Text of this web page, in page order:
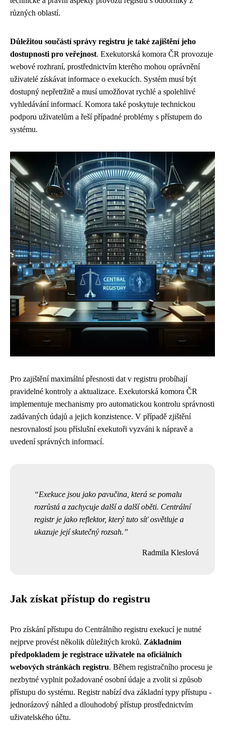
různých oblastí.
Důležitou součástí správy registru je také zajištění jeho
dostupnosti pro veřejnost. Exekutorská komora ČR provozuje
webové rozhraní, prostřednictvím kterého mohou oprávnění
uživatelé získávat informace o exekucích. Systém musí být
dostupný nepřetržitě a musí umožňovat rychlé a spolehlivé
vyhledávání informací. Komora také poskytuje technickou
podporu uživatelům a řeší případné problémy s přístupem do
systému.
Pro zajištění maximální přesnosti dat v registru probíhají
pravidelné kontroly a aktualizace. Exekutorská komora ČR
implementuje mechanismy pro automatickou kontrolu správnosti
zadávaných údajů a jejich konzistence. V případě zjištění
nesrovnalostí jsou příslušní exekutoři vyzváni k nápravě a
uvedení správných informací.
Exekuce jsou jako pavučina, která se pomalu
rozrůstá a zachycuje další a další oběti. Centrální
registr je jako reflektor, který tuto síť osvětluje a
ukazuje její skutečný rozsah.
Radmila Kleslová
Jak získat přístup do registru
Pro získání přístupu do Centrálního registru exekucí je nutné
nejprve provést několik důležitých kroků. Základním
předpokladem je registrace uživatele na oficiálních
webových stránkách registru. Během registračního procesu je
nezbytné vyplnit požadované osobní údaje a zvolit si způsob
přístupu do systému. Registr nabízí dva základní typy přístupu -
jednorázový náhled a dlouhodobý přístup prostřednictvím
uživatelského účtu.